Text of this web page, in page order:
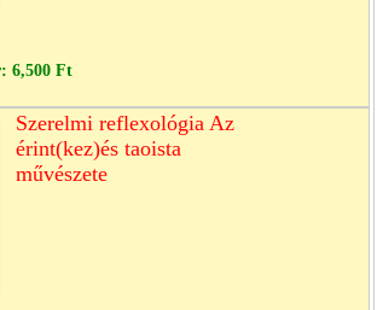
6,500 Ft
Szerelmi reflexológia Az
érint(kez)és taoista
művészete